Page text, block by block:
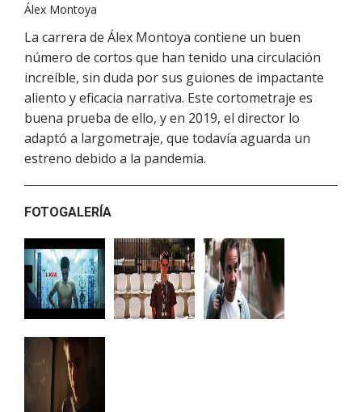
Álex Montoya
La carrera de Álex Montoya contiene un buen
número de cortos que han tenido una circulación
increíble, sin duda por sus guiones de impactante
aliento y eficacia narrativa. Este cortometraje es
buena prueba de ello, y en 2019, el director lo
adaptó a largometraje, que todavía aguarda un
estreno debido a la pandemia.
FOTOGALERÍA